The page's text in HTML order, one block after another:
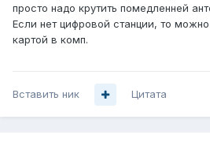
просто надо крутить помедленней
Если нет цифровой станции, то
картой в комп.
Вставить ник Цитата